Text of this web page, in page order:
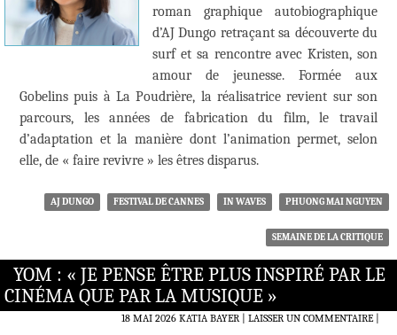
roman graphique autobiographique
d’AJ Dungo retraçant sa découverte du
surf et sa rencontre avec Kristen, son
amour de jeunesse. Formée aux
Gobelins puis à La Poudrière, la réalisatrice revient sur son
parcours, les années de fabrication du film, le travail
d’adaptation et la manière dont l’animation permet, selon
elle, de « faire revivre » les êtres disparus.
AJ DUNGO FESTIVAL DE CANNES IN WAVES PHUONG MAI NGUYEN
SEMAINE DE LA CRITIQUE
YOM : « JE PENSE ÊTRE PLUS INSPIRÉ PAR LE
CINÉMA QUE PAR LA MUSIQUE »
18 MAI 2026 KATIA BAYER LAISSER UN COMMENTAIRE|